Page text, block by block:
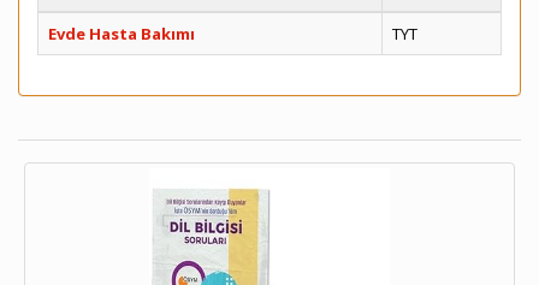
Evde Hasta Bakımı
TYT